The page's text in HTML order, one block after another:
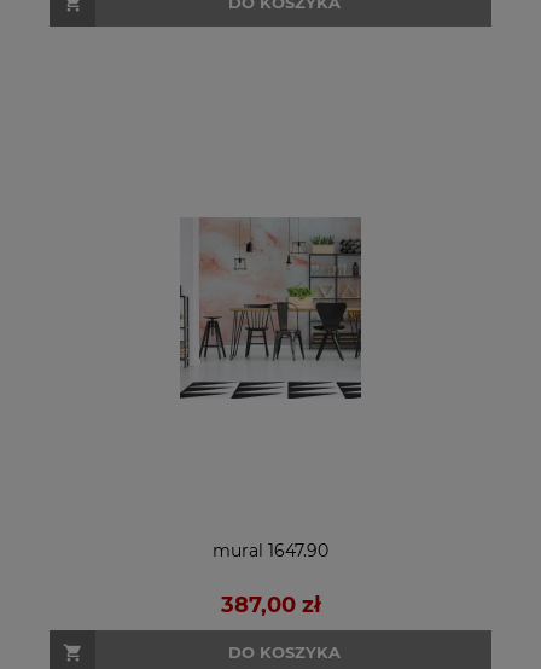
mural 1647.90
387,00 zł
DO KOSZYKA